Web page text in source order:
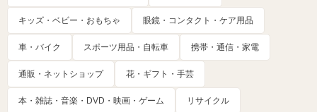
キッズ・ベビー・おもちゃ 眼鏡・コンタクト・ケア用品
車・バイク スポーツ用品・自転車 携帯・通信・家電
通販・ネットショップ 花・ギフト・手芸
本・雑誌・音楽・DVD・映画・ゲーム リサイクル